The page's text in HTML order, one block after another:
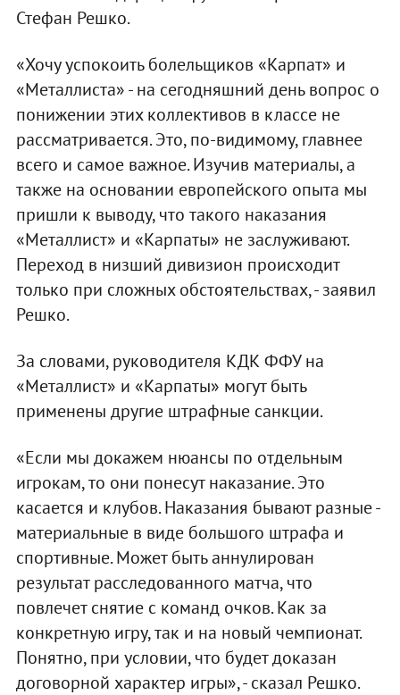
Стефан Решко.
«Хочу успокоить болельщиков «Карпат» и
«Металлиста» - на сегодняшний день вопрос о
понижении этих коллективов в классе не
рассматривается. Это, по-видимому, главнее
всего и самое важное. Изучив материалы, а
также на основании европейского опыта мы
пришли к выводу, что такого наказания
«Металлист» и «Карпаты» не заслуживают.
Переход в низший дивизион происходит
только при сложных обстоятельствах, - заявил
Решко.
За словами, руководителя КДК ФФУ на
«Металлист» и «Карпаты» могут быть
применены другие штрафные санкции.
«Если мы докажем нюансы по отдельным
игрокам, то они понесут наказание. Это
касается и клубов. Наказания бывают разные -
материальные в виде большого штрафа и
спортивные. Может быть аннулирован
результат расследованного матча, что
повлечет снятие с команд очков. Как за
конкретную игру, так и на новый чемпионат.
Понятно, при условии, что будет доказан
договорной характер игры», - сказал Решко.